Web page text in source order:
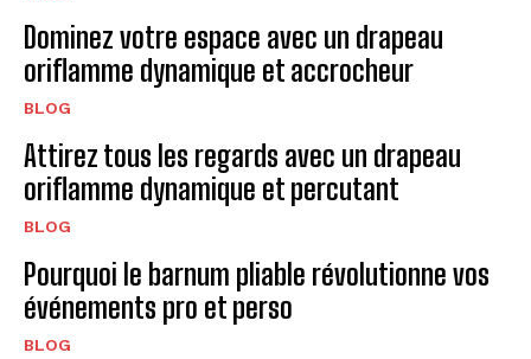
Dominez votre espace avec un drapeau
oriflamme dynamique et accrocheur
BLOG
Attirez tous les regards avec un drapeau
oriflamme dynamique et percutant
BLOG
Pourquoi le barnum pliable révolutionne vos
événements pro et perso
BLOG